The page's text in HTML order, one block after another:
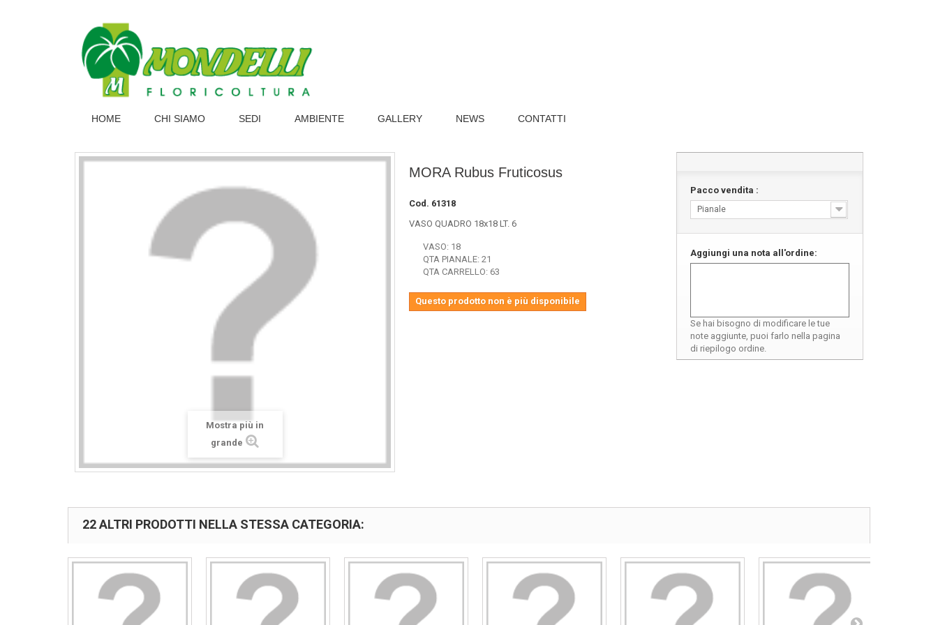
HOME CHI SIAMO SEDI AMBIENTE GALLERY NEWS CONTATTI
Mostra più in
grande
MORA Rubus Fruticosus
Cod. 61318
VASO QUADRO 18x18 LT. 6
VASO: 18
QTA PIANALE: 21
QTA CARRELLO: 63
Questo prodotto non è più disponibile
Pacco vendita :
Pianale
Aggiungi una nota all'ordine:
Se hai bisogno di modificare le tue
note aggiunte, puoi farlo nella pagina
di riepilogo ordine.
22 ALTRI PRODOTTI NELLA STESSA CATEGORIA: